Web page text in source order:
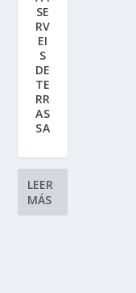
SE
RV
EI
S
DE
TE
RR
AS
SA
LEER
MÁS